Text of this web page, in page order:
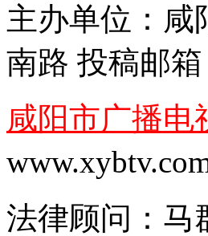
主办单位： 咸
南路 投稿邮箱
咸阳市广播电
法律顾问： 马